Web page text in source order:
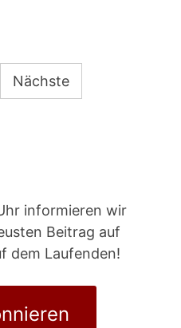
Nächste
informieren wir
Beitrag auf
dem Laufenden!